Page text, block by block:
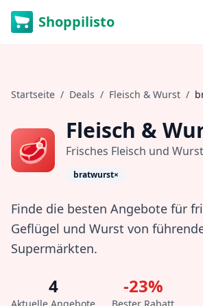
Shoppilisto
Startseite / Deals / Fleisch & Wurst /
🥩
Fleisch &
Frisches Fleisch und
bratwurst×
Finde die besten Angebote für
Geflügel und Wurst von
Supermärkten.
4 -23%